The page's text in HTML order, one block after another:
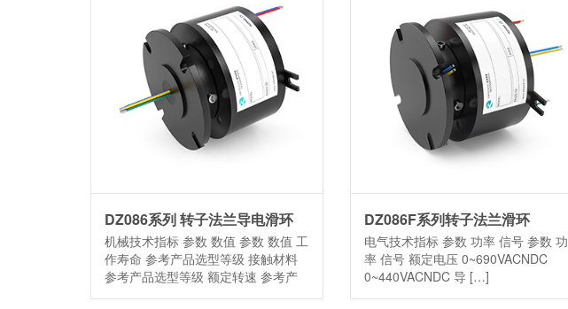
DZ086系列 转子法兰导电滑环
机械技术指标 参数 数值 参数 数值 工
作寿命 参考产品选型等级 接触材料
参考产品选型等级 额定转速 参考产
[…]
DZ086F系列转子法兰滑环
电气技术指标 参数 功率 信号 参数 功
率 信号 额定电压 0~690VACNDC
0~440VACNDC 导 […]